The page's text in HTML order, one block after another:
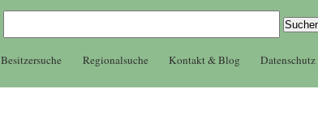
Besitzersuche Regionalsuche Kontakt & Blog Datenschutz